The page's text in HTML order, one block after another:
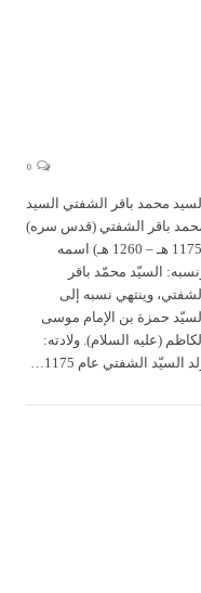
محمد باقر الشفتي السيد
باقر الشفتي (قدس سره)
(1175 هـ – 1260 هـ) اسمه
السيّد محمّد باقر
وينتهي نسبه إلى
حمزة بن الإمام موسى
(عليه السلام). ولادته:
السيّد الشفتي عام 1175…